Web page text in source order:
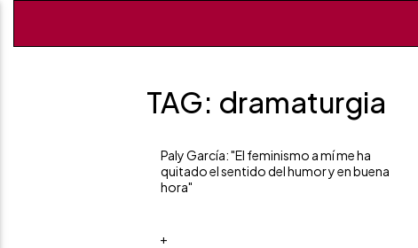
TAG: dramaturgia
Paly García: "El feminismo a mí me ha
quitado el sentido del humor y en buena
hora"
+